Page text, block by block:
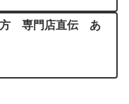
方 専門店直伝 あ